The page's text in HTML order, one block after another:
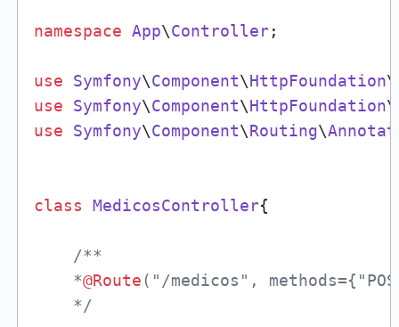
namespace App\Controller;
use Symfony\Component\HttpFoundation\
use
Symfony\Component\HttpFoundation\
use
Symfony\Component\Routing\
class MedicosController{
/**
    *
@Route("/medicos",
    */